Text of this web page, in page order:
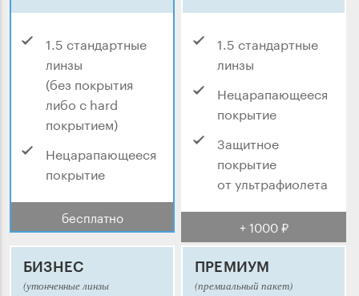
1.5 стандартные
линзы
(без покрытия
либо с hard
покрытием)
Нецарапающееся
покрытие
бесплатно
1.5 стандартные
линзы
Нецарапающееся
покрытие
Защитное
покрытие
от ультрафиолета
+ 1000 ₽
БИЗНЕС
(утонченные линзы
ПРЕМИУМ
(премиальный пакет)